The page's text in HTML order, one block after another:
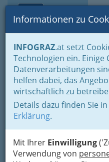
Informationen zu
INFOGRAZ.at setzt
Technologien ein. Einige
Datenverarbeitungen
helfen dabei, das
wirtschaftlich zu
Details dazu finden Sie
Erklärung.
Mit Ihrer Einwilligung
Verwendung von
Home Branchen
Internationale Küche
Mohammed
Pizzeria
Schumanngasse 4, 8010
+43 316 383 602